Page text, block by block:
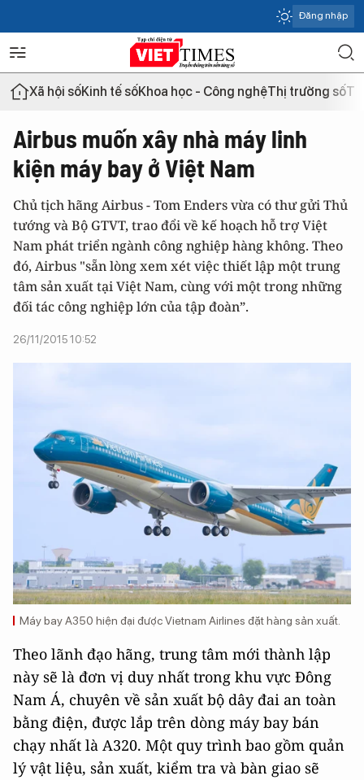
Đăng nhập
Xã hội sốKinh tế sốKhoa học - Công nghệThị trường số
Airbus muốn xây nhà máy linh
kiện máy bay ở Việt Nam
Chủ tịch hãng Airbus - Tom Enders vừa có thư gửi Thủ
tướng và Bộ GTVT, trao đổi về kế hoạch hỗ trợ Việt
Nam phát triển ngành công nghiệp hàng không. Theo
đó, Airbus "sẵn lòng xem xét việc thiết lập một trung
tâm sản xuất tại Việt Nam, cùng với một trong những
đối tác công nghiệp lớn của tập đoàn”.
26/11/2015 10:52
Máy bay A350 hiện đại được Vietnam Airlines đặt hàng sản xuất.
Theo lãnh đạo hãng, trung tâm mới thành lập
này sẽ là đơn vị duy nhất trong khu vực Đông
Nam Á, chuyên về sản xuất bộ dây đai an toàn
bằng điện, được lắp trên dòng máy bay bán
chạy nhất là A320. Một quy trình bao gồm quản
lý vật liệu, sản xuất, kiểm tra và bàn giao sẽ